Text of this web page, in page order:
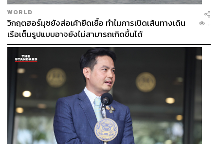
WORLD
วิกฤตฮอร์มุซยังส่อเค้ายืดเยื้อ ทำไมการเปิดเส้นทางเดิน
เรือเต็มรูปแบบอาจยังไม่สามารถเกิดขึ้นได้
...